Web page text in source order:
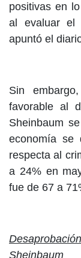
positivas en
al evaluar el
apuntó el
Sin
favorable al
Sheinbaum
economía se
respecta al
a 24% en
fue de 67 a
Sheinbaum